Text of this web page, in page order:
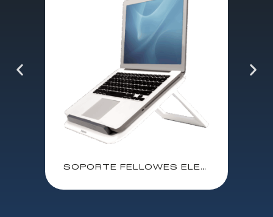
SOPORTE FELLOWES ELEVADOR PARA PORTATIL SPIRE BLANCO 8210101